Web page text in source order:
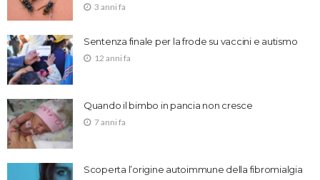
3 anni fa
Sentenza finale per la frode su vaccini e autismo
12 anni fa
Quando il bimbo in pancia non cresce
7 anni fa
Scoperta l’origine autoimmune della fibromialgia